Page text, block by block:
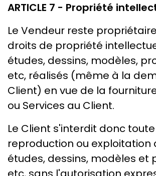
ARTICLE 7 - Propriété
Le Vendeur reste
droits de propriété
études, dessins, modèles,
etc, réalisés (même à la
Client) en vue de la
ou Services au Client.
Le Client s'interdit donc toute
reproduction ou exploitation
études, dessins, modèles et